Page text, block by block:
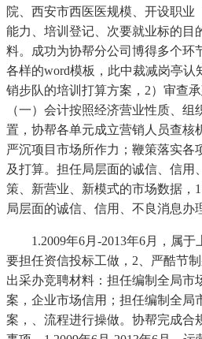
院、西安市西医医规模、开设职业
能力、培训登记、次要就业标的目
料。成功为协帮分公司博得多个环
各样的word模板，此中裁减岗亭认
销步队的培训打算方案，2）审查
（一）会计按照经济营业性质、
置，协帮各单元成立营销人员查核
严沉项目市场所作力；鞭策落实各
及打算。担任局层面的诚信、信用
策、新营业、新模式的市场数据，
局层面的诚信、信用、不良消息办
1.2009年6月-2013年6月，属于
要担任资信投标工做，2、严酷节
出采办竞聘材料：担任编制全局市
案，企业市场信用；担任编制全局
案，、流程进行操做。协帮完成合